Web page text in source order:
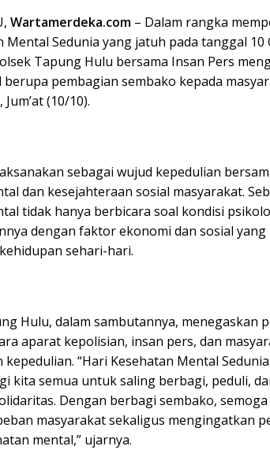
Wartamerdeka.com – Dalam rangka
Mental Sedunia yang jatuh pada tanggal
Tapung Hulu bersama Insan Pers
berupa pembagian sembako kepada
(10/10).
sebagai wujud kepedulian
dan kesejahteraan sosial masyarakat.
tidak hanya berbicara soal kondisi
dengan faktor ekonomi dan sosial yang
sehari-hari.
Hulu, dalam sambutannya, menegaskan
aparat kepolisian, insan pers, dan
“Hari Kesehatan Mental
kita semua untuk saling berbagi, peduli,
Dengan berbagi sembako, semoga
masyarakat sekaligus mengingatkan
mental,” ujarnya.